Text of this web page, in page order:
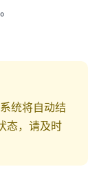
统将自动结
态，请及时